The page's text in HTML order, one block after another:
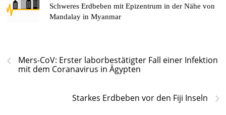
Schweres Erdbeben mit Epizentrum in der Nähe von
Mandalay in Myanmar
‹
Mers-CoV: Erster laborbestätigter Fall einer Infektion
mit dem Coranavirus in Ägypten
›
Starkes Erdbeben vor den Fiji Inseln